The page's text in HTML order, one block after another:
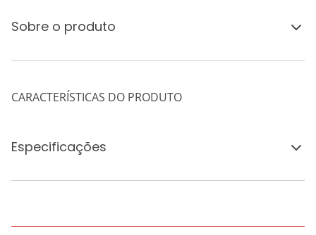
Sobre o produto
CARACTERÍSTICAS DO PRODUTO
Especificações